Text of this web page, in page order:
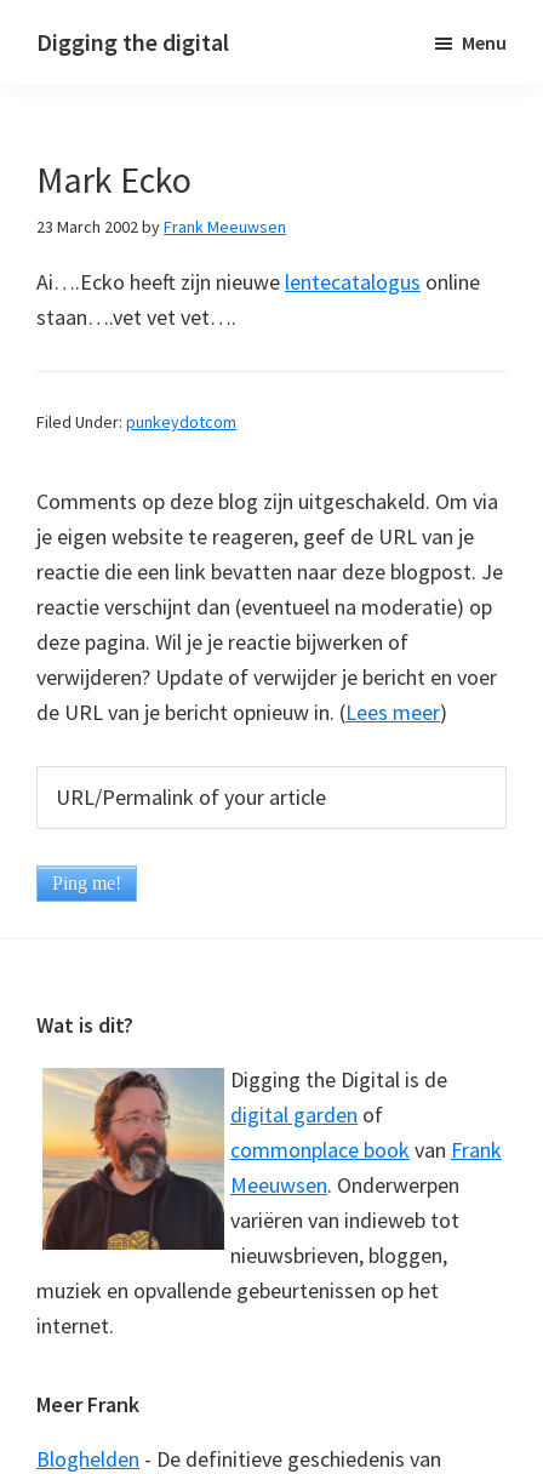
Digging the digital Menu
Mark Ecko
23 March 2002byFrank Meeuwsen
Ai….Ecko heeft zijn nieuwe lentecatalogus online
staan….vet vet vet….
Filed Under: punkeydotcom
Comments op deze blog zijn uitgeschakeld. Om via
je eigen website te reageren, geef de URL van je
reactie die een link bevatten naar deze blogpost. Je
reactie verschijnt dan (eventueel na moderatie) op
deze pagina. Wil je je reactie bijwerken of
verwijderen? Update of verwijder je bericht en voer
de URL van je bericht opnieuw in. (Lees meer)
Footer
Wat is dit?
Digging the Digital is de
digital garden of
commonplace bookvan Frank
Meeuwsen. Onderwerpen
variëren van indieweb tot
nieuwsbrieven, bloggen,
muziek en opvallende gebeurtenissen op het
internet.
Meer Frank
Bloghelden - De definitieve geschiedenis van